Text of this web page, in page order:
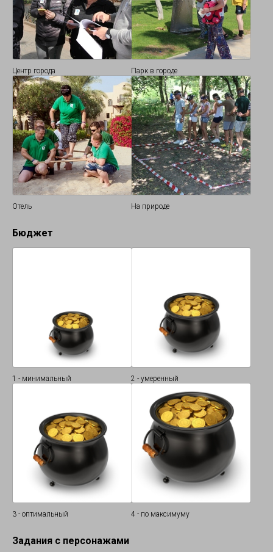
Центр города Парк в городе
Отель На природе
Бюджет
1 - минимальный 2 - умеренный
3 - оптимальный 4 - по максимуму
Задания с персонажами